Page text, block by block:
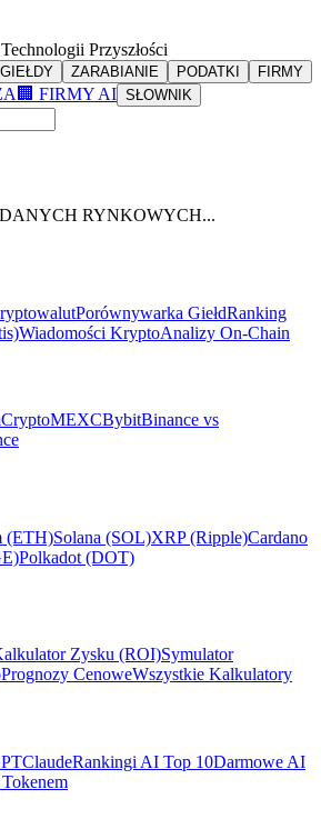
Przyszłości
GIEŁDY ZARABIANIE PODATKI
FIRMY
🏢 FIRMY AI SŁOWNIK
RYNKOWYCH...
Porównywarka GiełdRanking
Wiadomości KryptoAnalizy On-Chain
MEXCBybitBinance vs
(ETH)Solana (SOL)XRP (Ripple)Cardano
Polkadot (DOT)
Zysku (ROI)Symulator
Prognozy CenoweWszystkie Kalkulatory
ClaudeRankingi AI Top 10Darmowe AI